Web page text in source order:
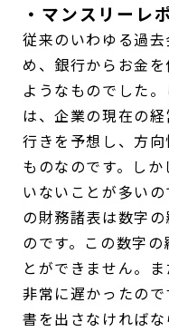
・マンスリーレ
従来のいわゆる過
め、銀行からお金
ようなものでした
は、企業の現在の
行きを予想し、方
ものなのです。し
いないことが多い
の財務諸表は数字
のです。この数字
とができません。
非常に遅かったの
書を出さなければ